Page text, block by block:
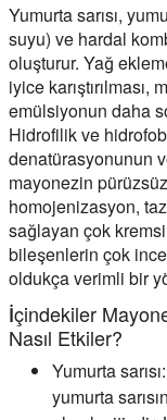
Yumurta sarısı,
suyu) ve hardal
oluşturur. Yağ
iyice
emülsiyonun daha
Hidrofilik ve
denatürasyonunun
mayonezin
homojenizasyon,
sağlayan çok
bileşenlerin çok
oldukça verimli bir
İçindekiler
Nasıl Etkiler?
Yumurta sarısı:
yumurta